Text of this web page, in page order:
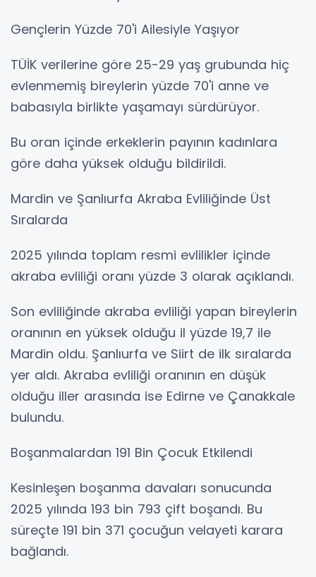
Gençlerin Yüzde 70'i Ailesiyle Yaşıyor
TÜİK verilerine göre 25-29 yaş grubunda hiç
evlenmemiş bireylerin yüzde 70'i anne ve
babasıyla birlikte yaşamayı sürdürüyor.
Bu oran içinde erkeklerin payının kadınlara
göre daha yüksek olduğu bildirildi.
Mardin ve Şanlıurfa Akraba Evliliğinde Üst
Sıralarda
2025 yılında toplam resmi evlilikler içinde
akraba evliliği oranı yüzde 3 olarak açıklandı.
Son evliliğinde akraba evliliği yapan bireylerin
oranının en yüksek olduğu il yüzde 19,7 ile
Mardin oldu. Şanlıurfa ve Siirt de ilk sıralarda
yer aldı. Akraba evliliği oranının en düşük
olduğu iller arasında ise Edirne ve Çanakkale
bulundu.
Boşanmalardan 191 Bin Çocuk Etkilendi
Kesinleşen boşanma davaları sonucunda
2025 yılında 193 bin 793 çift boşandı. Bu
süreçte 191 bin 371 çocuğun velayeti karara
bağlandı.